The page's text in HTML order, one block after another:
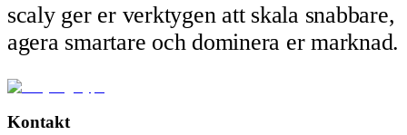
scaly ger er verktygen att skala snabbare,
agera smartare och dominera er marknad.
Kontakt